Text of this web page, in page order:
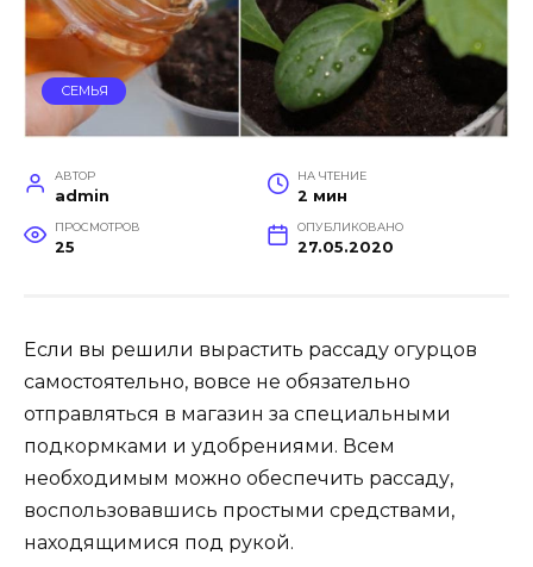
СЕМЬЯ
АВТОР
admin
НА ЧТЕНИЕ
2 мин
ПРОСМОТРОВ
25
ОПУБЛИКОВАНО
27.05.2020
Если вы решили вырастить рассаду огурцов
самостоятельно, вовсе не обязательно
отправляться в магазин за специальными
подкормками и удобрениями. Всем
необходимым можно обеспечить рассаду,
воспользовавшись простыми средствами,
находящимися под рукой.